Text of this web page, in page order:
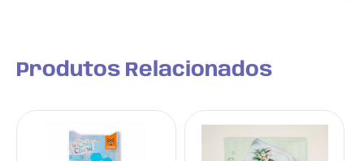
Produtos Relacionados